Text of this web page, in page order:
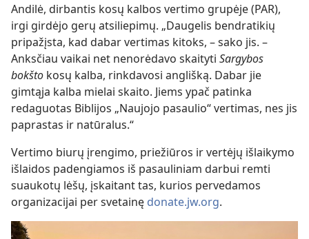
Andilė, dirbantis kosų kalbos vertimo grupėje (PAR),
irgi girdėjo gerų atsiliepimų. „Daugelis bendratikių
pripažįsta, kad dabar vertimas kitoks, – sako jis. –
Anksčiau vaikai net nenorėdavo skaityti Sargybos
bokšto kosų kalba, rinkdavosi anglišką. Dabar jie
gimtąja kalba mielai skaito. Jiems ypač patinka
redaguotas Biblijos „Naujojo pasaulio“ vertimas, nes jis
paprastas ir natūralus.“
Vertimo biurų įrengimo, priežiūros ir vertėjų išlaikymo
išlaidos padengiamos iš pasauliniam darbui remti
suaukotų lėšų, įskaitant tas, kurios pervedamos
organizacijai per svetainę donate.jw.org.